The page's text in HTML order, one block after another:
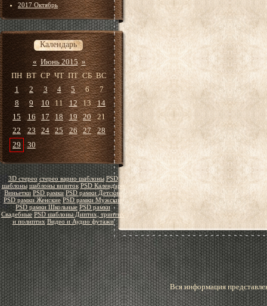
2017 Октябрь
Календарь
« Июнь 2015 »
ПН ВТ СР ЧТ ПТ СБ ВС
1
2 3 4 5 6
7
8
9 10 11 12 13
14
15
16 17 18 19 20
21
22
23 24 25 26 27
28
29
30
3D стерео стерео варио шаблоны PSD
шаблоны шаблоны визиток PSD Календари
Виньетки PSD рамки PSD рамки Детские
PSD рамки Женские PSD рамки Мужские
PSD рамки Школьные PSD рамки
Свадебные PSD шаблоны Диптих, триптих
и полиптих Видео и Аудио футажи
Вся информация